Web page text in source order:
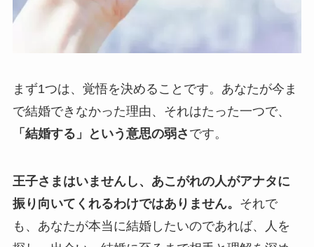
まず1つは、覚悟を決めることです。あなたが今ま
で結婚できなかった理由、それはたった一つで、
「結婚する」という意思の弱さ です。
王子さまはいませんし、あこがれの人がアナタに
振り向いてくれるわけではありません。 それで
も、あなたが本当に結婚したいのであれば、人を